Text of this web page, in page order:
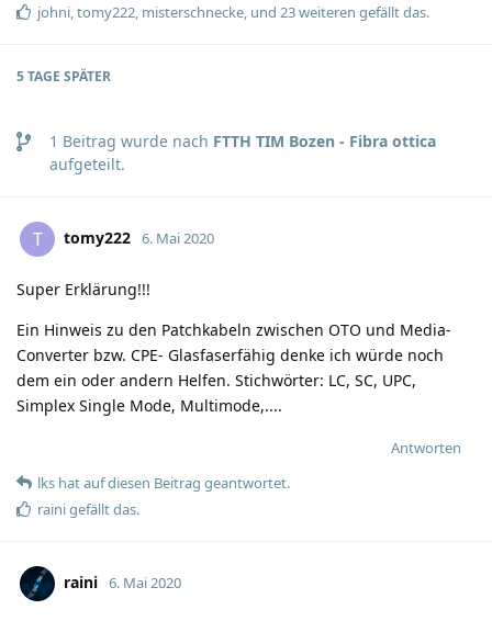
johni,tomy222, misterschnecke, und 23weiteren gefällt das.
5 TAGE SPÄTER
1 Beitrag wurde nach FTTH TIM Bozen - Fibra ottica
aufgeteilt.
T tomy222 6. Mai 2020
Super Erklärung!!!
Ein Hinweis zu den Patchkabeln zwischen OTO und Media-
Converter bzw. CPE- Glasfaserfähig denke ich würde noch
dem ein oder andern Helfen. Stichwörter: LC, SC, UPC,
Simplex Single Mode, Multimode,....
Antworten
lks hatauf diesen Beitrag geantwortet.
rainigefällt das.
raini 6. Mai 2020